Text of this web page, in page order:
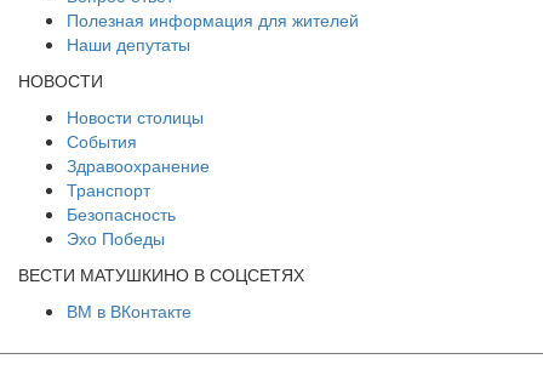
Полезная информация для жителей
Наши депутаты
НОВОСТИ
Новости столицы
События
Здравоохранение
Транспорт
Безопасность
Эхо Победы
ВЕСТИ МАТУШКИНО В СОЦСЕТЯХ
ВМ в ВКонтакте